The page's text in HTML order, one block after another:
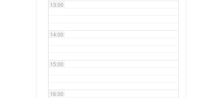
13:00
14:00
15:00
16:00